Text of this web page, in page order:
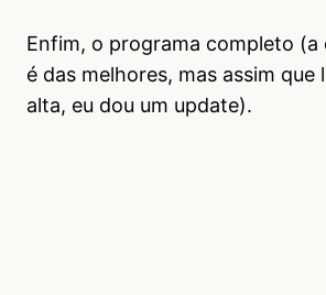
Enfim, o programa completo (a
é das melhores, mas assim que
alta, eu dou um update).